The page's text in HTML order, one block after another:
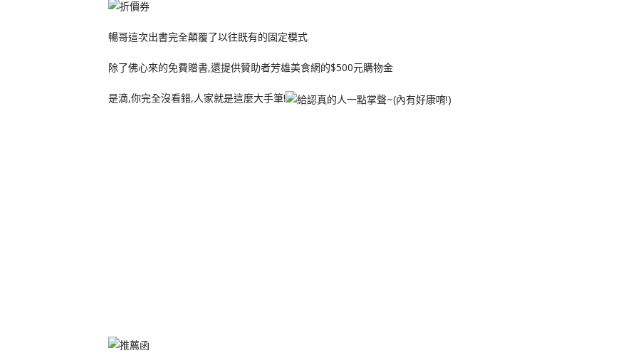
暢哥這次出書完全顛覆了以往既有的固定模式
除了佛心來的免費贈書,還提供贊助者芳雄美食網的$500元購物金
是滴,你完全沒看錯,人家就是這麼大手筆!